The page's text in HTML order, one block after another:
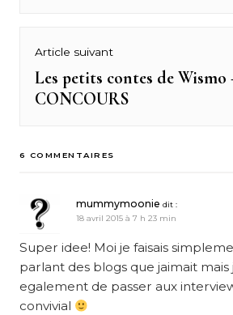
Article suivant
Next
post:
Les petits contes de Wismo
CONCOURS
6 COMMENTAIRES
mummymoonie dit :
18 avril 2015 à 7 h 23 min
Super idee! Moi je faisais
parlant des blogs que jaimait mais
egalement de passer aux
convivial